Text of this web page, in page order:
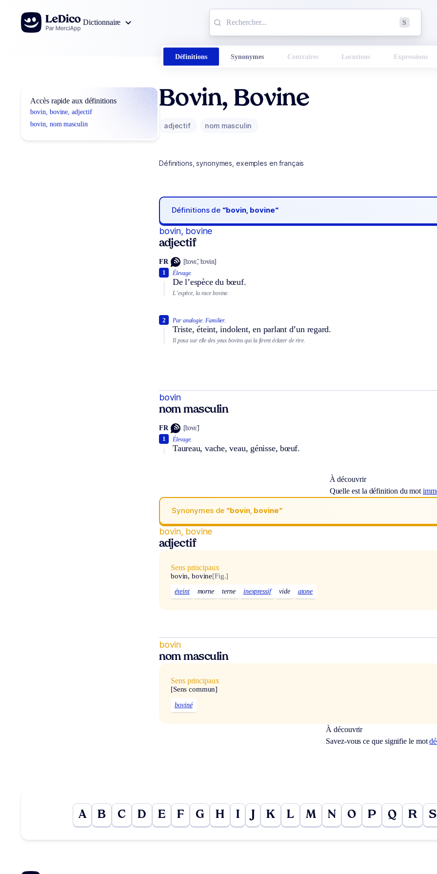
Aller au contenu
Dictionnaire
S
Définitions Synonymes Contraires Locutions Expressions
Accès rapide aux définitions
bovin, bovine, adjectif
bovin, nom masculin
Bovin, Bovine
adjectif nom masculin
Définitions, synonymes, exemples en français
Définitions de “bovin, bovine“
bovin, bovine
adjectif
FR [bɔvɛ̃, bɔvin]
Élevage.
De l’espèce du bœuf.
1
L’espèce, la race bovine.
Par analogie. Familier.
Triste, éteint, indolent, en parlant d’un regard.
2
Il posa sur elle des yeux bovins qui la firent éclater de rire.
bovin
nom masculin
FR [bɔvɛ̃]
Élevage.
Taureau, vache, veau, génisse, bœuf.
1
À découvrir
Quelle est la définition du mot
Synonymes de “bovin, bovine“
bovin, bovine
adjectif
Sens principaux
bovin, bovine[Fig.]
éteint morne terne inexpressif vide atone
bovin
nom masculin
Sens principaux
[Sens commun]
boviné
À découvrir
Savez-vous ce que signifie le mot
A B C D E F G H I J K L M N O P Q R S